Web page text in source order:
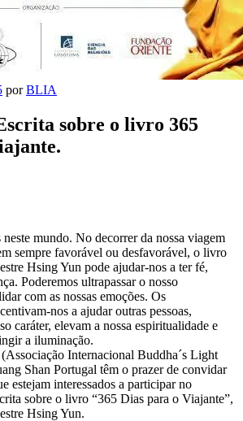
porBLIA
sobre o livro 365
neste mundo. No decorrer da nossa viagem
sempre favorável ou desfavorável, o livro
Hsing Yun pode ajudar-nos a ter fé,
Poderemos ultrapassar o nosso
com as nossas emoções. Os
nos a ajudar outras pessoas,
caráter, elevam a nossa espiritualidade e
a iluminação.
Internacional Buddha´s Light
Shan Portugal têm o prazer de convidar
estejam interessados a participar no
sobre o livro “365 Dias para o Viajante”,
Hsing Yun.